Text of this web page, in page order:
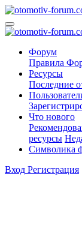
Форум
Правила
Ресурсы
Последние
Что нового
ресурсы
Символика
Вход Регистрация